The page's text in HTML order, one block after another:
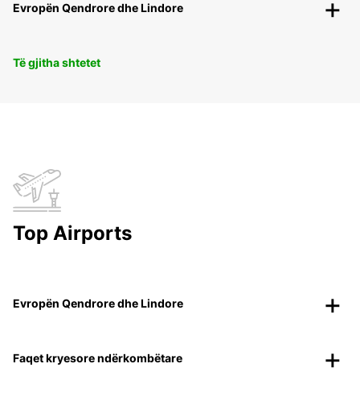
Evropën Qendrore dhe Lindore
Të gjitha shtetet
Top Airports
Evropën Qendrore dhe Lindore
Faqet kryesore ndërkombëtare